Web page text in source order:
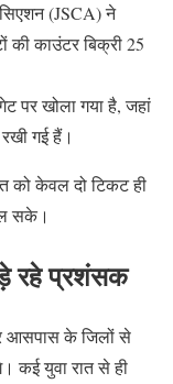
(JSCA) ने
की काउंटर बिक्री 25
पर खोला गया है, जहां
गई हैं।
को केवल दो टिकट ही
सके।
रहे प्रशंसक
आसपास के जिलों से
कई युवा रात से ही